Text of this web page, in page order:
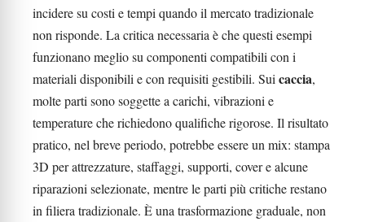
incidere su costi e tempi quando il mercato tradizionale
non risponde. La critica necessaria è che questi esempi
funzionano meglio su componenti compatibili con i
materiali disponibili e con requisiti gestibili. Sui caccia,
molte parti sono soggette a carichi, vibrazioni e
temperature che richiedono qualifiche rigorose. Il risultato
pratico, nel breve periodo, potrebbe essere un mix: stampa
3D per attrezzature, staffaggi, supporti, cover e alcune
riparazioni selezionate, mentre le parti più critiche restano
in filiera tradizionale. È una trasformazione graduale, non